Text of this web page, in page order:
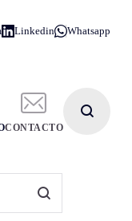
CONTACTO